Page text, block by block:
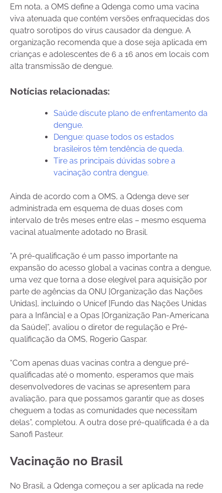
Em nota, a OMS define a Qdenga como uma vacina
viva atenuada que contém versões enfraquecidas dos
quatro sorotipos do vírus causador da dengue. A
organização recomenda que a dose seja aplicada em
crianças e adolescentes de 6 a 16 anos em locais com
alta transmissão de dengue.
Notícias relacionadas:
Saúde discute plano de enfrentamento da
dengue.
Dengue: quase todos os estados
brasileiros têm tendência de queda.
Tire as principais dúvidas sobre a
vacinação contra dengue.
Ainda de acordo com a OMS, a Qdenga deve ser
administrada em esquema de duas doses com
intervalo de três meses entre elas – mesmo esquema
vacinal atualmente adotado no Brasil.
“A pré-qualificação é um passo importante na
expansão do acesso global a vacinas contra a dengue,
uma vez que torna a dose elegível para aquisição por
parte de agências da ONU [Organização das Nações
Unidas], incluindo o Unicef [Fundo das Nações Unidas
para a Infância] e a Opas [Organização Pan-Americana
da Saúde]”, avaliou o diretor de regulação e Pré-
qualificação da OMS, Rogerio Gaspar.
“Com apenas duas vacinas contra a dengue pré-
qualificadas até o momento, esperamos que mais
desenvolvedores de vacinas se apresentem para
avaliação, para que possamos garantir que as doses
cheguem a todas as comunidades que necessitam
delas”, completou. A outra dose pré-qualificada é a da
Sanofi Pasteur.
Vacinação no Brasil
No Brasil, a Qdenga começou a ser aplicada na rede